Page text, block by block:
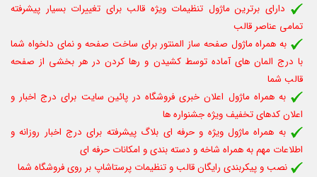
دارای برترین ماژول تنظیمات ویژه قالب برای تغییرات بسیار پیشرفته
تمامی عناصر قالب
به همراه ماژول صفحه ساز المنتور برای ساخت صفحه و نمای دلخواه شما
با درج المان های آماده توسط کشیدن و رها کردن در هر بخشی از صفحه
قالب شما
به همراهماژول اعلان خبری فروشگاه در پائین سایت برای درج اخبار و
اعلان کدهای تخفیف ویژه جشنواره ها
به همراه ماژول ویژه و حرفه ای بلاگ پیشرفته برای درج اخبار روزانه و
اطلاعات مهم به همراه شاخه و دسته بندی و امکانات حرفه ای
نصب و پیکربندی رایگان قالب و تنظیمات پرستاشاپ بر روی فروشگاه شما